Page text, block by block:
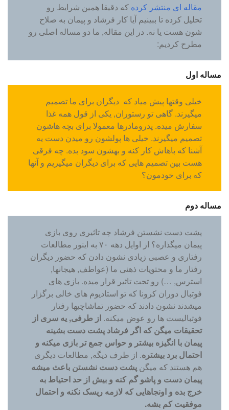
مقاله ای منتشر کرده که دقیقا همین شرایط رو
تحلیل کرده تا ببینیم آیا کار فرشاد و پیمان به صلاح
شون هست یا نه. در این مقاله, ما دو مساله اصلی رو
مطرح کردیم:
مساله اول
خیلی وقتها پیش میاد که دیگران برای ما تصمیم
میگیرند. گاهی تو رستوران, یکی از قول همه غذا
سفارش میده. پدرومادرها معمولا برای بچه هاشون
تصمیم میگیرند. خیلی ها پولشون رو میدن دست یه
آشنا که باهاش کار کنه و بهشون سود بده. چه فرقی
هست بین تصمیم هایی که برای دیگران میگیریم و آنها
که برای خودمون؟
مساله دوم
پشت دست نشستن فرشاد چه تاثیری روی بازی
پیمان میگذاره؟ از اوایل دهه ۷۰ به اینور مطالعات
رفتاری و عصبی زیادی نشون دادن که حضور دیگران
رفتار ما و محتویات ذهنی ما (عواطف, هیجانها,
استرس, …) رو تحت تاثیر قرار میده. بازی های
فوتبال دوران کرونا که تو استادیوم های خالی برگزار
میشدند نشون دادند که حضور تماشاچیها رفتار
فوتبالیست ها رو عوض میکنه. از طرفی, یه سری از
تحقیقات میگن که اگر فرشاد پشت دست بشینه
پیمان با انگیزه بیشتر و حواس جمع تر بازی میکنه و
احتمال برد بیشتره. از طرف دیگه, مطالعات دیگری
هم هستند که میگن پشت دست نشستن باعث میشه
پیمان دست و پاشو گم کنه و بیش از حد احتیاط به
خرج بده و اونجاهایی که لازمه ریسک نکنه و احتمال
موفقیت کم بشه.